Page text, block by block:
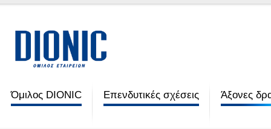
Όμιλος DIONIC Επενδυτικές σχέσεις Άξονες